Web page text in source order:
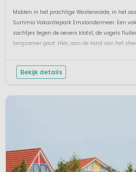
Midden in het prachtige Westerwolde, in het
Summio Vakantiepark Emslandermeer. Een
zachtjes tegen de oevers klotst, de vogels
langzamer gaat. Hier, aan de rand van het
Bekijk details